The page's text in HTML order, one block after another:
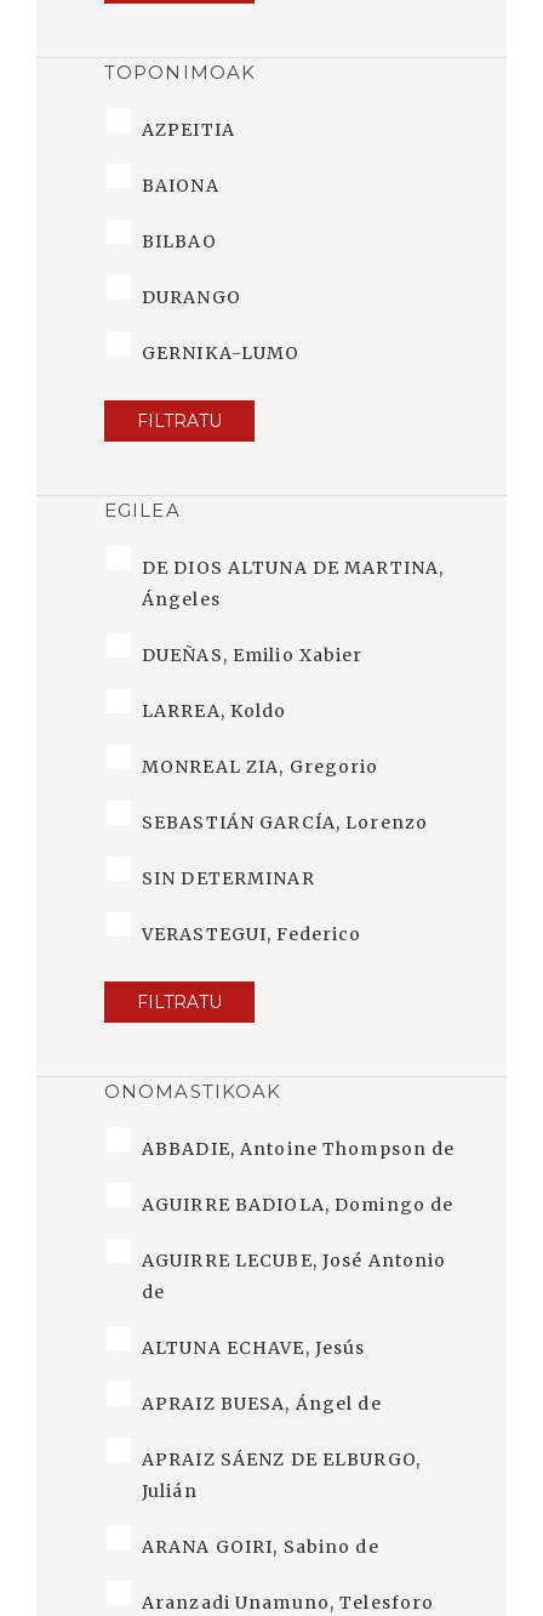
TOPONIMOAK
AZPEITIA
BAIONA
BILBAO
DURANGO
GERNIKA-LUMO
FILTRATU
EGILEA
DE DIOS ALTUNA DE MARTINA,
Ángeles
DUEÑAS, Emilio Xabier
LARREA, Koldo
MONREAL ZIA, Gregorio
SEBASTIÁN GARCÍA, Lorenzo
SIN DETERMINAR
VERASTEGUI, Federico
FILTRATU
ONOMASTIKOAK
ABBADIE, Antoine Thompson de
AGUIRRE BADIOLA, Domingo de
AGUIRRE LECUBE, José Antonio
de
ALTUNA ECHAVE, Jesús
APRAIZ BUESA, Ángel de
APRAIZ SÁENZ DE ELBURGO,
Julián
ARANA GOIRI, Sabino de
Aranzadi Unamuno, Telesforo